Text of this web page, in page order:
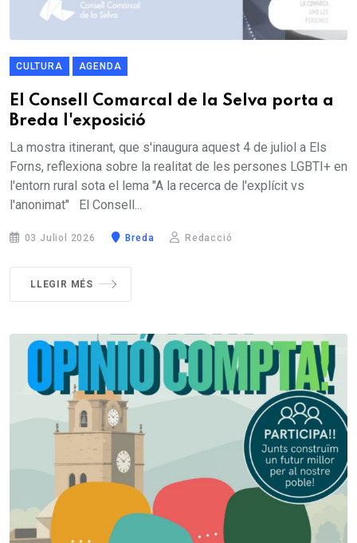
CULTURA AGENDA
El Consell Comarcal de la Selva porta a
Breda l'exposició
La mostra itinerant, que s'inaugura aquest 4 de juliol a Els
Forns, reflexiona sobre la realitat de les persones LGBTI+ en
l'entorn rural sota el lema "A la recerca de l'explícit vs
l'anonimat" El Consell...
03 Juliol 2026 Breda Redacció
LLEGIR MÉS